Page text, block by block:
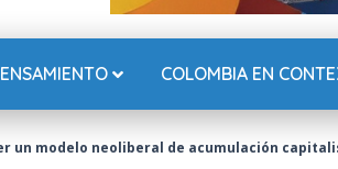
COLOMBIA EN
un modelo neoliberal de acumulación